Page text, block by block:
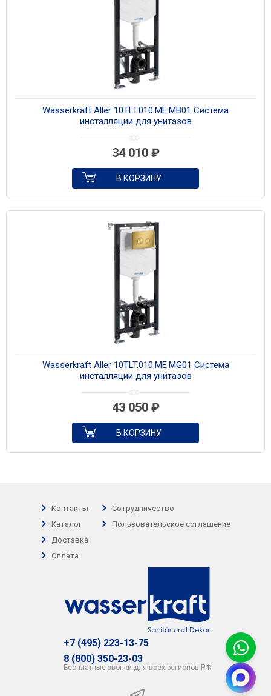
Wasserkraft Aller 10TLT.010.ME.MB01 Система
инсталляции для унитазов
34 010 ₽
В КОРЗИНУ
Wasserkraft Aller 10TLT.010.ME.MG01 Система
инсталляции для унитазов
43 050 ₽
В КОРЗИНУ
Контакты
Каталог
Доставка
Оплата
Сотрудничество
Пользовательское соглашение
+7 (495) 223-13-75
8 (800) 350-23-03
Бесплатные звонки для всех регионов РФ